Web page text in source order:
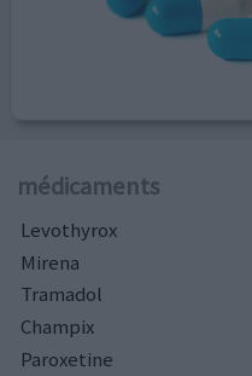
médicaments
Levothyrox
Mirena
Tramadol
Champix
Paroxetine